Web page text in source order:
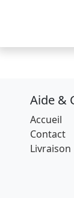
Aide &
Accueil
Contact
Livraison